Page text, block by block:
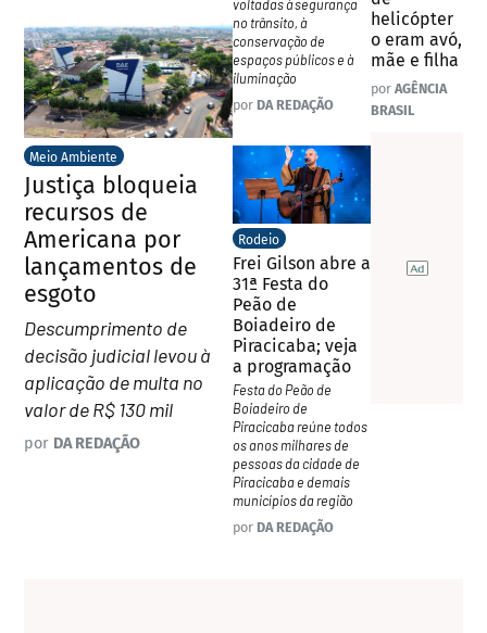
Meio Ambiente
Justiça bloqueia
recursos de
Americana por
lançamentos de
esgoto
Descumprimento de
decisão judicial levou à
aplicação de multa no
valor de R$ 130 mil
por DA REDAÇÃO
voltadas à segurança
no trânsito, à
conservação de
espaços públicos e à
iluminação
por DA REDAÇÃO
Rodeio
Frei Gilson abre a
31ª Festa do
Peão de
Boiadeiro de
Piracicaba; veja
a programação
Festa do Peão de
Boiadeiro de
Piracicaba reúne todos
os anos milhares de
pessoas da cidade de
Piracicaba e demais
municípios da região
por DA REDAÇÃO
helicópter
o eram avó,
mãe e filha
por AGÊNCIA
BRASIL